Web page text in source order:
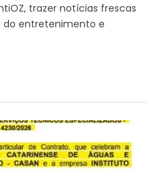
trazer notícias frescas
do entretenimento e